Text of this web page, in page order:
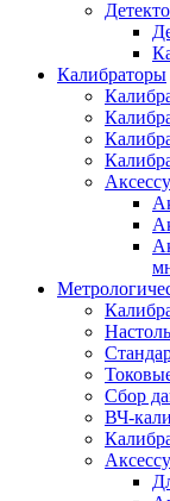
Калибраторы
Сбор
ВЧ-